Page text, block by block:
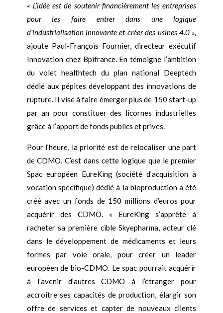
« L’idée est de soutenir financièrement les entreprises
pour les faire entrer dans une logique
d’industrialisation innovante et créer des usines 4.0 »,
ajoute Paul-François Fournier, directeur exécutif
Innovation chez Bpifrance. En témoigne l’ambition
du volet healthtech du plan national Deeptech
dédié aux pépites développant des innovations de
rupture. Il vise à faire émerger plus de 150 start-up
par an pour constituer des licornes industrielles
grâce à l’apport de fonds publics et privés.
Pour l’heure, la priorité est de relocaliser une part
de CDMO. C’est dans cette logique que le premier
Spac européen EureKing (société d’acquisition à
vocation spécifique) dédié à la bioproduction a été
créé avec un fonds de 150 millions d’euros pour
acquérir des CDMO. « EureKing s’apprête à
racheter sa première cible Skyepharma, acteur clé
dans le développement de médicaments et leurs
formes par voie orale, pour créer un leader
européen de bio-CDMO. Le spac pourrait acquérir
à l’avenir d’autres CDMO à l’étranger pour
accroître ses capacités de production, élargir son
offre de services et capter de nouveaux clients